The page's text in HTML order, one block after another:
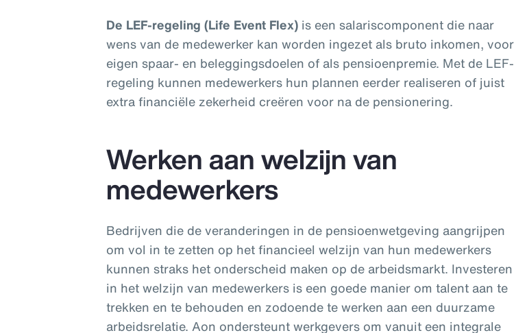
De LEF-regeling (Life Event Flex) is een salariscomponent die naar
wens van de medewerker kan worden ingezet als bruto inkomen, voor
eigen spaar- en beleggingsdoelen of als pensioenpremie. Met de LEF-
regeling kunnen medewerkers hun plannen eerder realiseren of juist
extra financiële zekerheid creëren voor na de pensionering.
Werken aan welzijn van
medewerkers
Bedrijven die de veranderingen in de pensioenwetgeving aangrijpen
om vol in te zetten op het financieel welzijn van hun medewerkers
kunnen straks het onderscheid maken op de arbeidsmarkt. Investeren
in het welzijn van medewerkers is een goede manier om talent aan te
trekken en te behouden en zodoende te werken aan een duurzame
arbeidsrelatie. Aon ondersteunt werkgevers om vanuit een integrale